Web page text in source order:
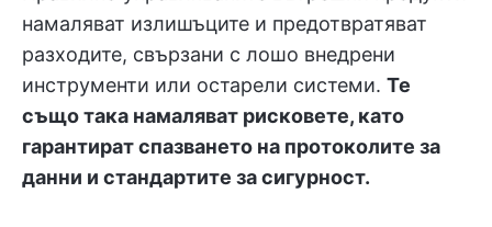
намаляват излишъците и предотвратяват
разходите, свързани с лошо внедрени
инструменти или остарели системи. Те
също така намаляват рисковете, като
гарантират спазването на протоколите за
данни и стандартите за сигурност.